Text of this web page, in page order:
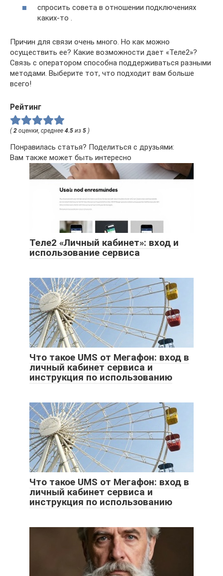
спросить совета в отношении подключениях
каких-то .
Причин для связи очень много. Но как можно
осуществить ее? Какие возможности дает «Теле2»?
Связь с оператором способна поддерживаться разными
методами. Выберите тот, что подходит вам больше
всего!
Рейтинг
(2 оценки, среднее 4.5 из 5 )
Понравилась статья? Поделиться с друзьями:
Вам также может быть интересно
Теле2 «Личный кабинет»: вход и
использование сервиса
Что такое UMS от Мегафон: вход в
личный кабинет сервиса и
инструкция по использованию
Что такое UMS от Мегафон: вход в
личный кабинет сервиса и
инструкция по использованию